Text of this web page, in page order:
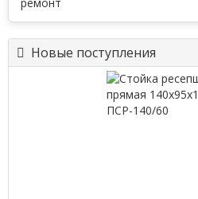
Новые поступления